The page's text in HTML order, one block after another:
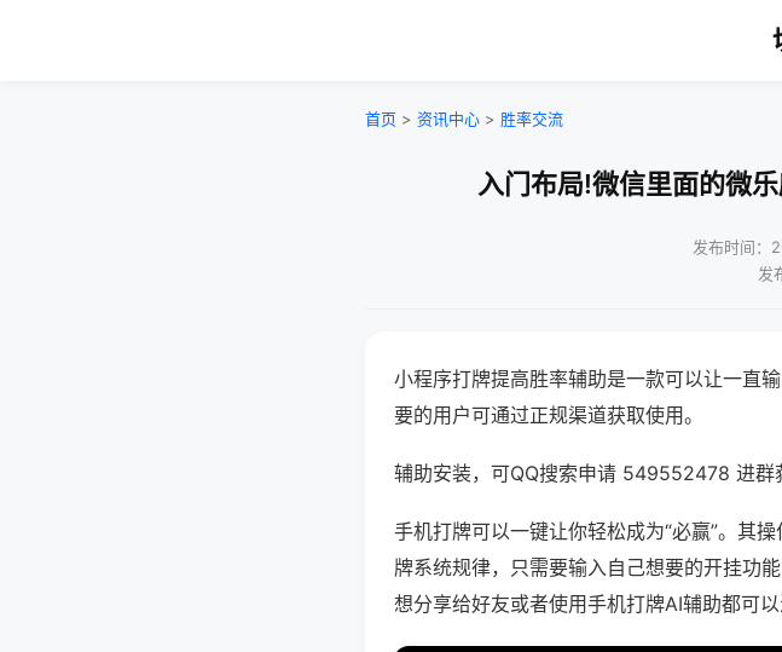
首页 > 资讯中心 > 胜率交流
入门布局!微信里面的微
发布时间：
发
小程序打牌提高胜率辅助是一款可以让一直
要的用户可通过正规渠道获取使用。
辅助安装，可QQ搜索申请 549552478 进群
手机打牌可以一键让你轻松成为“必赢”。其
牌系统规律，只需要输入自己想要的开挂功
想分享给好友或者使用手机打牌AI辅助都可以